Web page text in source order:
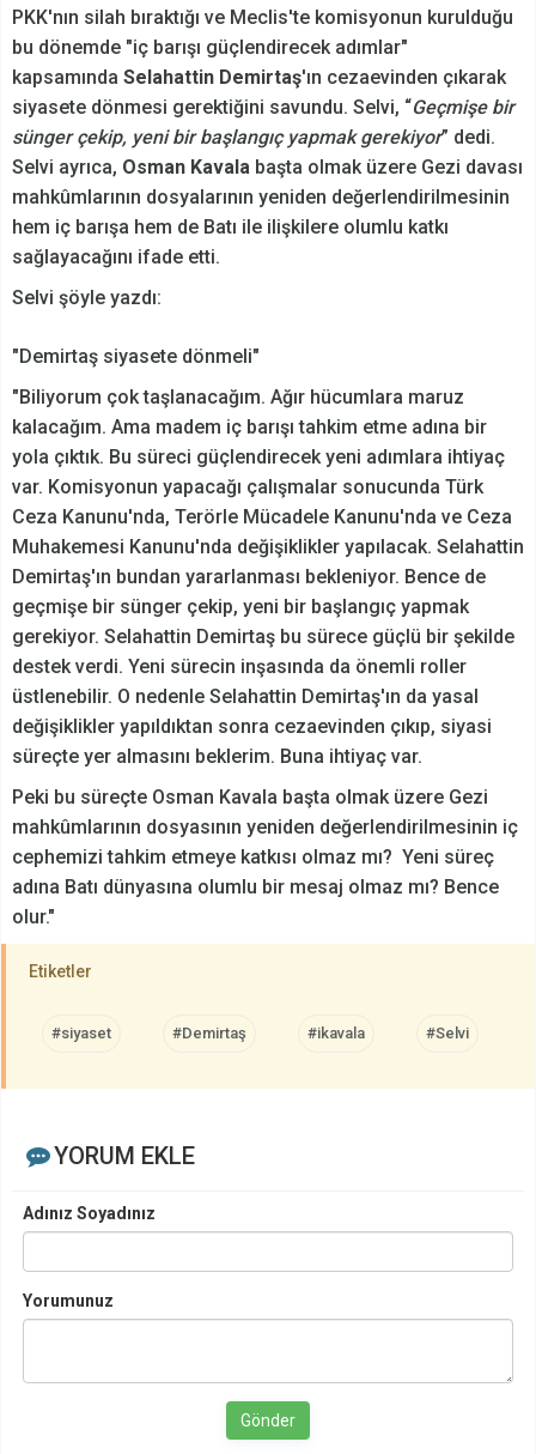
PKK'nın silah bıraktığı ve Meclis'te komisyonun kurulduğu
bu dönemde "iç barışı güçlendirecek adımlar"
kapsamında Selahattin Demirtaş'ın cezaevinden çıkarak
siyasete dönmesi gerektiğini savundu. Selvi, “Geçmişe bir
sünger çekip, yeni bir başlangıç yapmak gerekiyor” dedi.
Selvi ayrıca, Osman Kavala başta olmak üzere Gezi davası
mahkûmlarının dosyalarının yeniden değerlendirilmesinin
hem iç barışa hem de Batı ile ilişkilere olumlu katkı
sağlayacağını ifade etti.
Selvi şöyle yazdı:
"Demirtaş siyasete dönmeli"
"Biliyorum çok taşlanacağım. Ağır hücumlara maruz
kalacağım. Ama madem iç barışı tahkim etme adına bir
yola çıktık. Bu süreci güçlendirecek yeni adımlara ihtiyaç
var. Komisyonun yapacağı çalışmalar sonucunda Türk
Ceza Kanunu'nda, Terörle Mücadele Kanunu'nda ve Ceza
Muhakemesi Kanunu'nda değişiklikler yapılacak. Selahattin
Demirtaş'ın bundan yararlanması bekleniyor. Bence de
geçmişe bir sünger çekip, yeni bir başlangıç yapmak
gerekiyor. Selahattin Demirtaş bu sürece güçlü bir şekilde
destek verdi. Yeni sürecin inşasında da önemli roller
üstlenebilir. O nedenle Selahattin Demirtaş'ın da yasal
değişiklikler yapıldıktan sonra cezaevinden çıkıp, siyasi
süreçte yer almasını beklerim. Buna ihtiyaç var.
Peki bu süreçte Osman Kavala başta olmak üzere Gezi
mahkûmlarının dosyasının yeniden değerlendirilmesinin iç
cephemizi tahkim etmeye katkısı olmaz mı? Yeni süreç
adına Batı dünyasına olumlu bir mesaj olmaz mı? Bence
olur."
Etiketler
#siyaset #Demirtaş #ikavala #Selvi
YORUM EKLE
Adınız Soyadınız
Yorumunuz
Gönder